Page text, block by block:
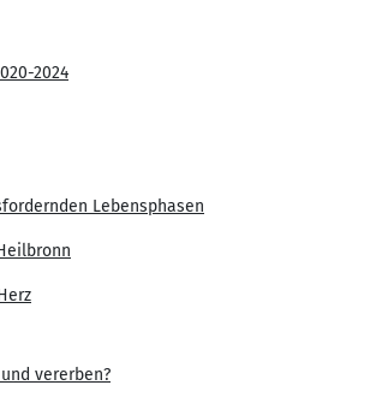
2024
Lebensphasen
vererben?